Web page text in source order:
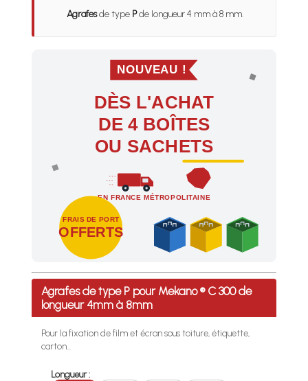
Agrafesde type Pde longueur 4 mm à 8 mm.
NOUVEAU !
DÈS L'ACHAT
DE 4 BOÎTES
OU SACHETS
EN FRANCE MÉTROPOLITAINE
FRAIS DE PORT
OFFERTS
Profitez des Frais de port offerts en France
Agrafes de type P pour Mekano ® C 300 de
longueur 4mm à 8mm
Pour la fixation de film et écran sous toiture, étiquette,
carton...
Longueur :